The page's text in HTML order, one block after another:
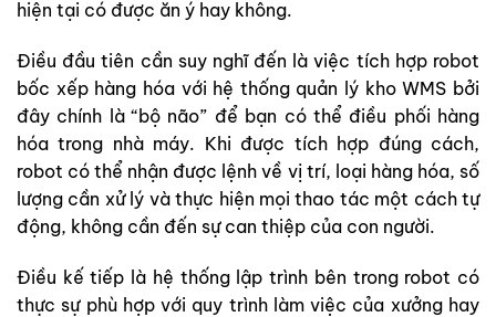
hiện tại có được ăn ý hay không.
Điều đầu tiên cần suy nghĩ đến là việc tích hợp robot
bốc xếp hàng hóa với hệ thống quản lý kho WMS bởi
đây chính là “bộ não” để bạn có thể điều phối hàng
hóa trong nhà máy. Khi được tích hợp đúng cách,
robot có thể nhận được lệnh về vị trí, loại hàng hóa, số
lượng cần xử lý và thực hiện mọi thao tác một cách tự
động, không cần đến sự can thiệp của con người.
Điều kế tiếp là hệ thống lập trình bên trong robot có
thực sự phù hợp với quy trình làm việc của xưởng hay